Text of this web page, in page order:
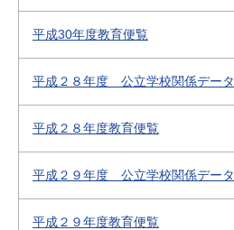
平成30年度教育便覧
平成２８年度 公立学校関係データ
平成２８年度教育便覧
平成２９年度 公立学校関係データ
平成２９年度教育便覧